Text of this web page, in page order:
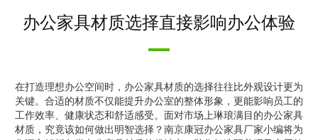
办公家具材质选择直接影响办公体验
在打造理想办公空间时，办公家具材质的选择往往比外观设计更为
关键。合适的材质不仅能提升办公室的整体形象，更能影响员工的
工作效率、健康状态和舒适感受。面对市场上琳琅满目的办公家具
材质，究竟该如何做出明智选择？南京康冠办公家具厂家小编将为